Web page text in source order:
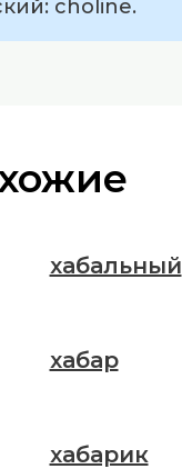
choline.
хабальный
хабар
хабарик